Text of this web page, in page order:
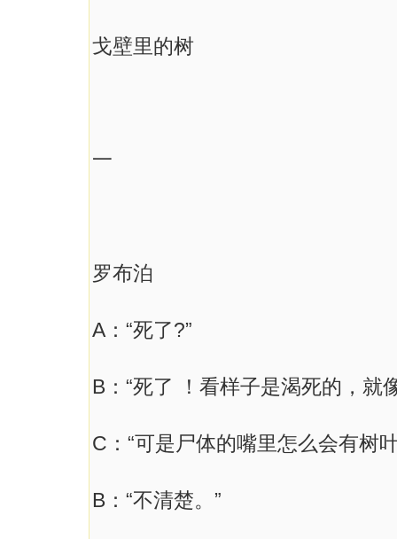
戈壁里的树
一
罗布泊
A：“死了?”
B：“死了 ！看样子是渴死的，就
C：“可是尸体的嘴里怎么会有树
B：“不清楚。”